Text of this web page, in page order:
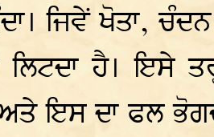
ਜਿਵੇਂ ਖੋਤਾ,
ਲਿਟਦਾ ਹੈ। ਇਸੇ
ਇਸ ਦਾ ਫਲ